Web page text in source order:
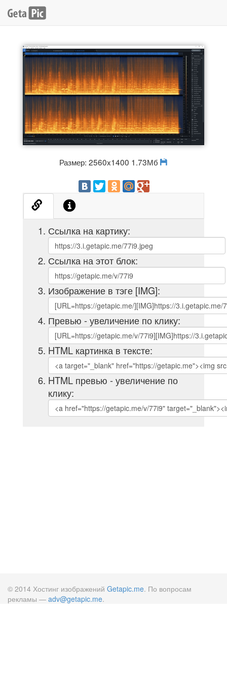
Размер: 2560x1400 1.73Мб
Ссылка на картику:
Ссылка на этот блок:
Изображение в тэге [IMG]:
Превью - увеличение по клику:
HTML картинка в тексте:
HTML превью - увеличение по
клику:
© 2014 Хостинг изображений Getapic.me. По вопросам
рекламы — adv@getapic.me.